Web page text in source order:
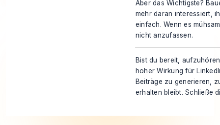
Aber das Wichtigste?
mehr daran interessiert,
einfach. Wenn es
nicht anzufassen.
Bist du bereit,
hoher Wirkung für
Beiträge zu generieren,
erhalten bleibt. Schließe